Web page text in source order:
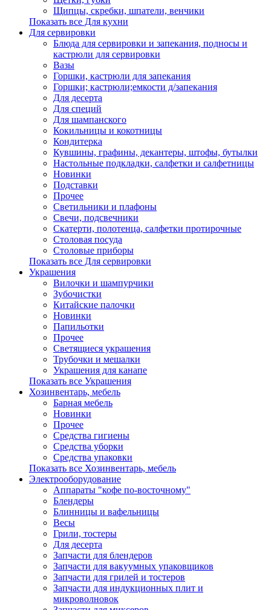
Щипцы, скребки, шпатели, венчики
Показать все Для кухни
Для сервировки
Блюда для сервировки и запекания, подносы и
кастрюли для сервировки
Вазы
Горшки, кастрюли для запекания
Горшки; кастрюли;емкости д/запекания
Для десерта
Для специй
Для шампанского
Кокильницы и кокотницы
Кондитерка
Кувшины, графины, декантеры, штофы, бутылки
Настольные подкладки, салфетки и салфетницы
Новинки
Подставки
Прочее
Светильники и плафоны
Свечи, подсвечники
Скатерти, полотенца, салфетки протирочные
Столовая посуда
Столовые приборы
Показать все Для сервировки
Украшения
Вилочки и шампурчики
Зубочистки
Китайские палочки
Новинки
Папильотки
Прочее
Светящиеся украшения
Трубочки и мешалки
Украшения для канапе
Показать все Украшения
Хозинвентарь, мебель
Барная мебель
Новинки
Прочее
Средства гигиены
Средства уборки
Средства упаковки
Показать все Хозинвентарь, мебель
Электрооборудование
Аппараты "кофе по-восточному"
Блендеры
Блинницы и вафельницы
Весы
Грили, тостеры
Для десерта
Запчасти для блендеров
Запчасти для вакуумных упаковщиков
Запчасти для грилей и тостеров
Запчасти для индукционных плит и
микроволновок